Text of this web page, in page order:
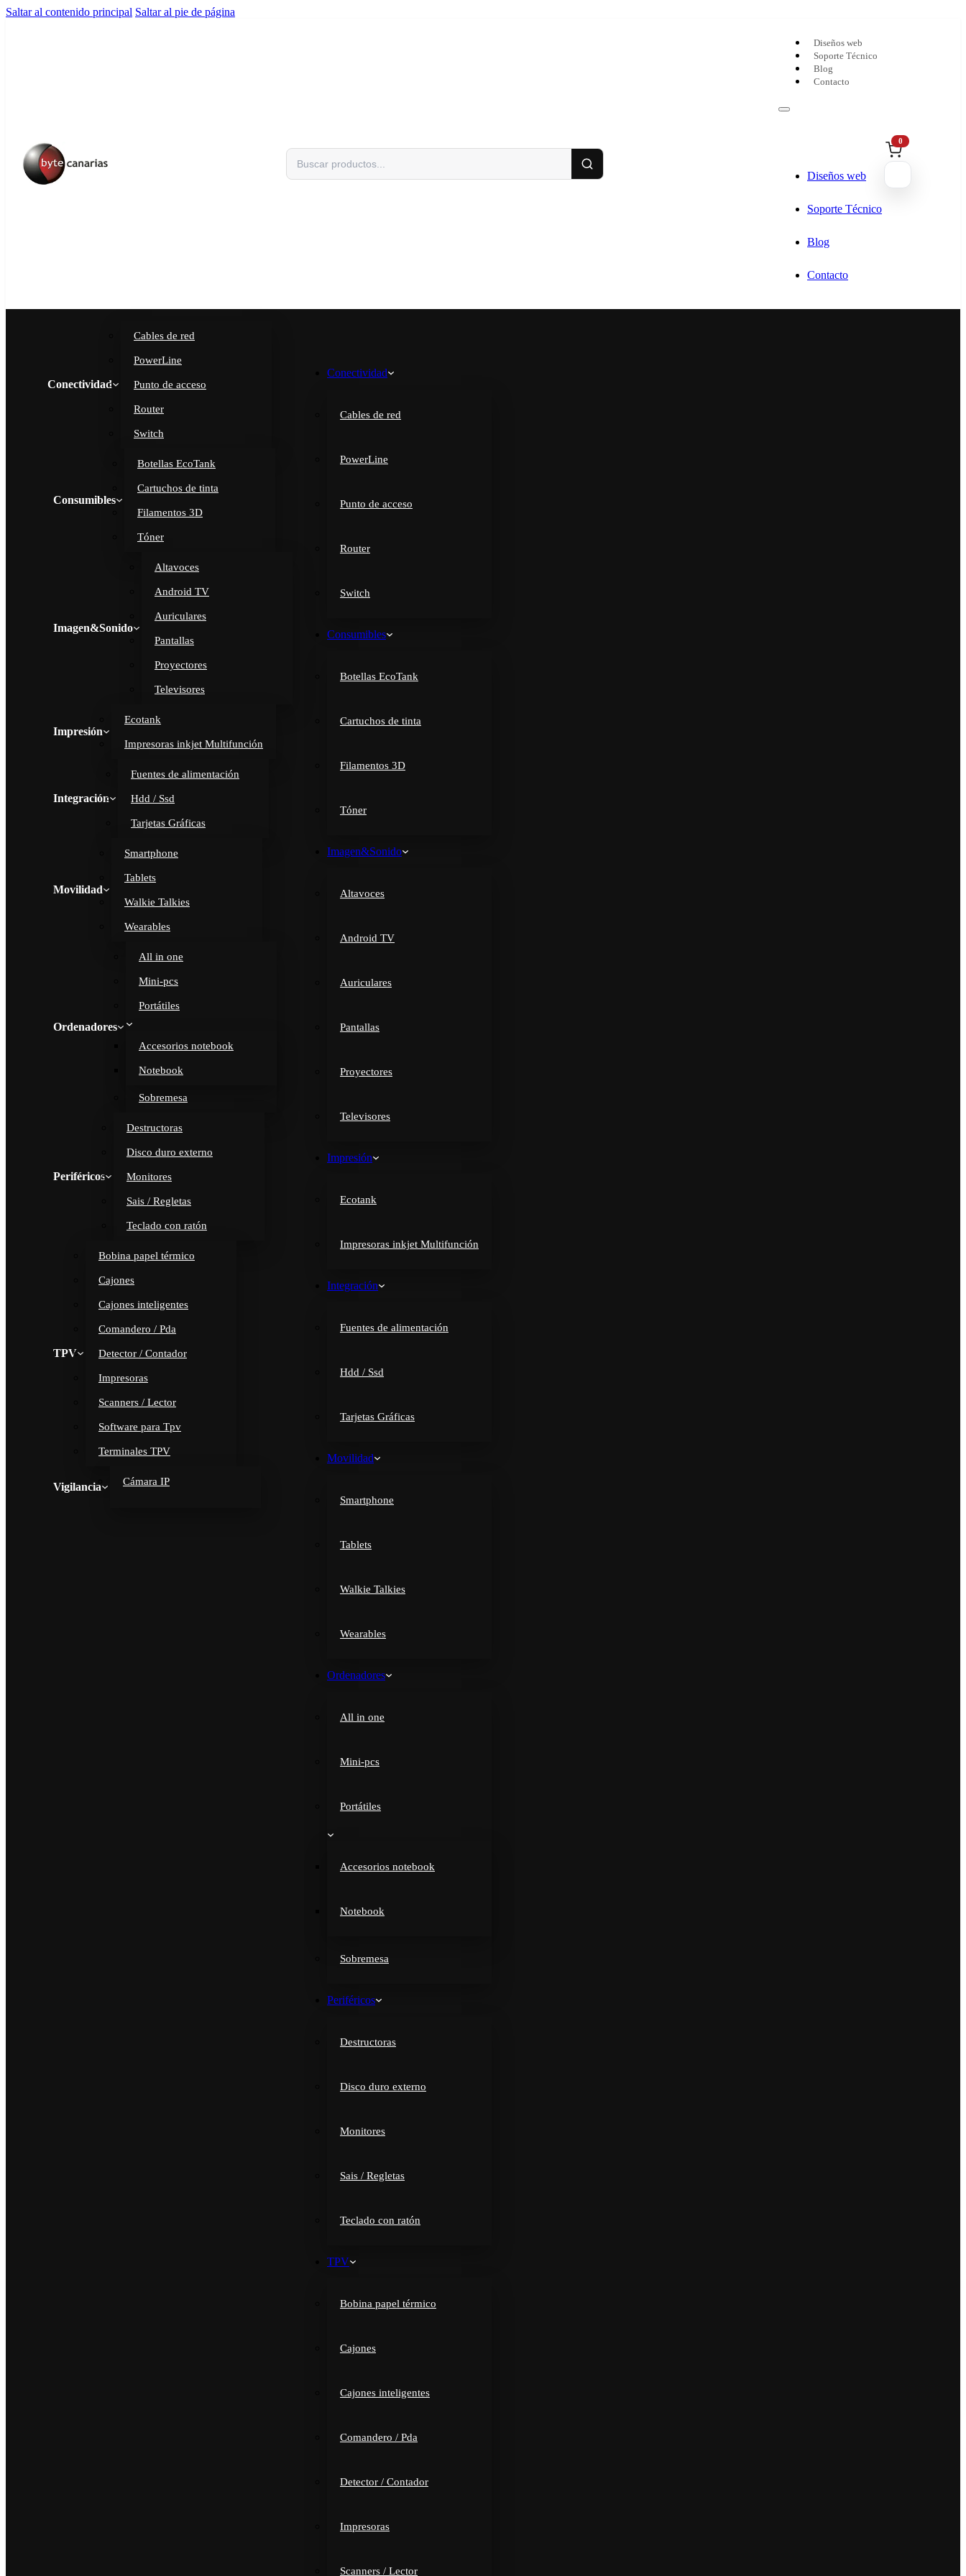
Saltar al contenido principal Saltar al pie de página
Buscar
Diseños web
Soporte Técnico
Blog
Contacto
Diseños web
Soporte Técnico
Blog
Contacto
0
Conectividad
Cables de red
PowerLine
Punto de acceso
Router
Switch
Consumibles
Botellas EcoTank
Cartuchos de tinta
Filamentos 3D
Tóner
Imagen&Sonido
Altavoces
Android TV
Auriculares
Pantallas
Proyectores
Televisores
Impresión
Ecotank
Impresoras inkjet Multifunción
Integración
Fuentes de alimentación
Hdd / Ssd
Tarjetas Gráficas
Movilidad
Smartphone
Tablets
Walkie Talkies
Wearables
Ordenadores
All in one
Mini-pcs
Portátiles
Accesorios notebook
Notebook
Sobremesa
Periféricos
Destructoras
Disco duro externo
Monitores
Sais / Regletas
Teclado con ratón
TPV
Bobina papel térmico
Cajones
Cajones inteligentes
Comandero / Pda
Detector / Contador
Impresoras
Scanners / Lector
Software para Tpv
Terminales TPV
Vigilancia Cámara IP
Conectividad
Cables de red
PowerLine
Punto de acceso
Router
Switch
Consumibles
Botellas EcoTank
Cartuchos de tinta
Filamentos 3D
Tóner
Imagen&Sonido
Altavoces
Android TV
Auriculares
Pantallas
Proyectores
Televisores
Impresión
Ecotank
Impresoras inkjet Multifunción
Integración
Fuentes de alimentación
Hdd / Ssd
Tarjetas Gráficas
Movilidad
Smartphone
Tablets
Walkie Talkies
Wearables
Ordenadores
All in one
Mini-pcs
Portátiles
Accesorios notebook
Notebook
Sobremesa
Periféricos
Destructoras
Disco duro externo
Monitores
Sais / Regletas
Teclado con ratón
TPV
Bobina papel térmico
Cajones
Cajones inteligentes
Comandero / Pda
Detector / Contador
Impresoras
Scanners / Lector